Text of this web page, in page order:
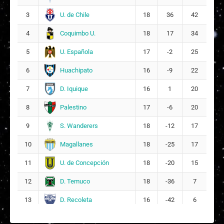
Alysson Anaís Osorio González
3 U. de Chile 18 36 42
4 Coquimbo U. 18 17 34
5 U. Española 17 -2 25
6 Huachipato 16 -9 22
7 D. Iquique 16 1 20
8 Palestino 17 -6 20
9 S. Wanderers 18 -12 17
10 Magallanes 18 -25 17
11 U. de Concepción 18 -20 15
12 D. Temuco 18 -36 7
13 D. Recoleta 16 -42 6